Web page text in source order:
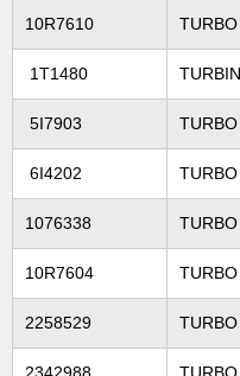
10R7610
1T1480
5I7903
6I4202
1076338 TURBO
10R7604
2258529